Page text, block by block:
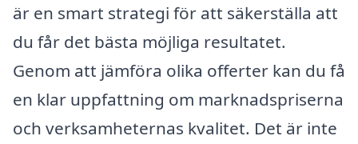
är en smart strategi för att säkerställa att
du får det bästa möjliga resultatet.
Genom att jämföra olika offerter kan du få
en klar uppfattning om marknadspriserna
och verksamheternas kvalitet. Det är inte